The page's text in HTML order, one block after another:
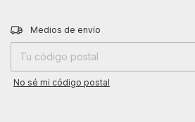
Entregas para el CP:
Medios de envío
No sé mi código postal